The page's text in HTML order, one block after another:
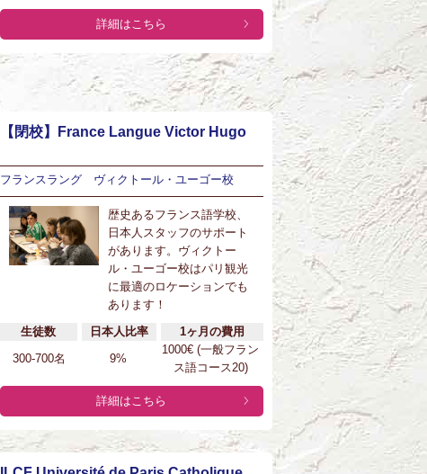
詳細はこちら
【閉校】France Langue Victor Hugo
フランスラング ヴィクトール・ユーゴー校
歴史あるフランス語学校、
日本人スタッフのサポート
があります。ヴィクトー
ル・ユーゴー校はパリ観光
に最適のロケーションでも
あります！
生徒数
日本人比率
1ヶ月の費用
300-700名
9%
1000€ (一般フラン
ス語コース20)
詳細はこちら